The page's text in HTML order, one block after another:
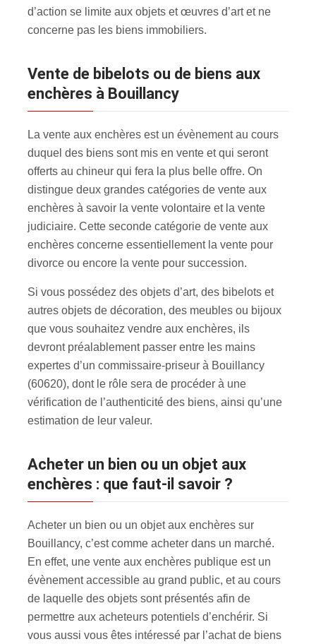
d’action se limite aux objets et œuvres d’art et ne
concerne pas les biens immobiliers.
Vente de bibelots ou de biens aux
enchères à Bouillancy
La vente aux enchères est un évènement au cours
duquel des biens sont mis en vente et qui seront
offerts au chineur qui fera la plus belle offre. On
distingue deux grandes catégories de vente aux
enchères à savoir la vente volontaire et la vente
judiciaire. Cette seconde catégorie de vente aux
enchères concerne essentiellement la vente pour
divorce ou encore la vente pour succession.
Si vous possédez des objets d’art, des bibelots et
autres objets de décoration, des meubles ou bijoux
que vous souhaitez vendre aux enchères, ils
devront préalablement passer entre les mains
expertes d’un commissaire-priseur à Bouillancy
(60620), dont le rôle sera de procéder à une
vérification de l’authenticité des biens, ainsi qu’une
estimation de leur valeur.
Acheter un bien ou un objet aux
enchères : que faut-il savoir ?
Acheter un bien ou un objet aux enchères sur
Bouillancy, c’est comme acheter dans un marché.
En effet, une vente aux enchères publique est un
évènement accessible au grand public, et au cours
de laquelle des objets sont présentés afin de
permettre aux acheteurs potentiels d’enchérir. Si
vous aussi vous êtes intéressé par l’achat de biens